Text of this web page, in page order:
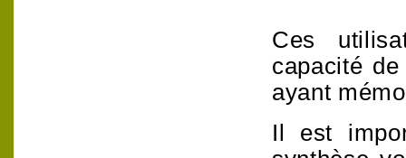
Ces
capacité
ayant
Il est